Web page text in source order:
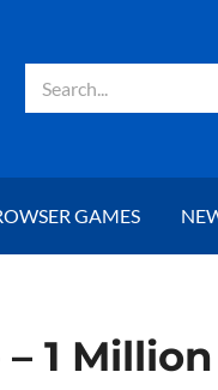
Suche
GAMES
1